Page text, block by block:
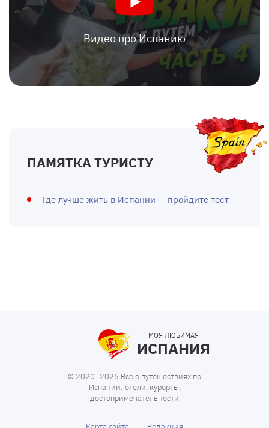
Видео про Испанию
ПАМЯТКА ТУРИСТУ
Где лучше жить в Испании — пройдите тест
МОЯ ЛЮБИМАЯ
ИСПАНИЯ
© 2020–2026 Все о путешествиях по
Испании: отели, курорты,
достопримечательности